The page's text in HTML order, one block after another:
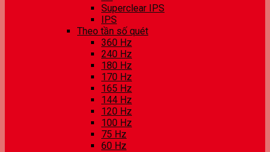
Superclear IPS
IPS
Theo tần số quét
360 Hz
240 Hz
180 Hz
170 Hz
165 Hz
144 Hz
120 Hz
100 Hz
75 Hz
60 Hz